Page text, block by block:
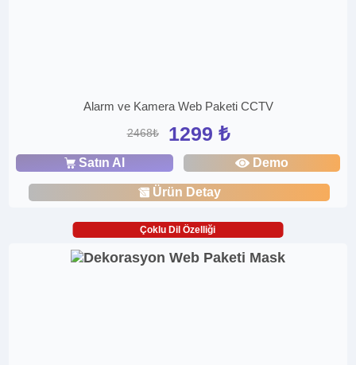
Alarm ve Kamera Web Paketi CCTV
2468₺ 1299 ₺
Satın Al Demo
Ürün Detay
Çoklu Dil Özelliği